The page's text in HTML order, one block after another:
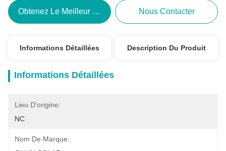
Obtenez Le Meilleur Prix Nous Contacter
Informations Détaillées Description Du Produit
Informations Détaillées
Lieu D'origine:
NC
Nom De Marque: